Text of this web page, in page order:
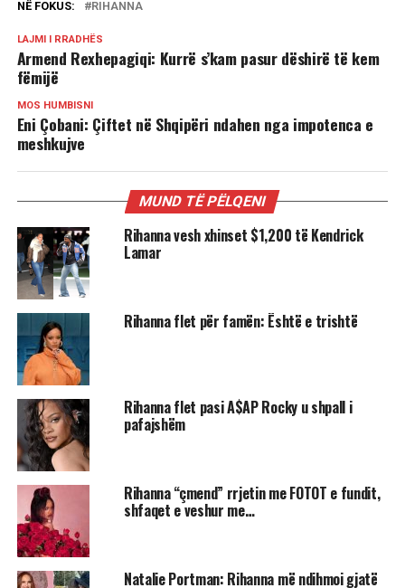
NË FOKUS: RIHANNA
LAJMI I RRADHËS
Armend Rexhepagiqi: Kurrë s’kam pasur dëshirë të kem
fëmijë
MOS HUMBISNI
Eni Çobani: Çiftet në Shqipëri ndahen nga impotenca e
meshkujve
MUND TË PËLQENI
Rihanna vesh xhinset $1,200 të Kendrick
Lamar
Rihanna flet për famën: Është e trishtë
Rihanna flet pasi A$AP Rocky u shpall i
pafajshëm
Rihanna “çmend” rrjetin me FOTOT e fundit,
shfaqet e veshur me…
Natalie Portman: Rihanna më ndihmoi gjatë